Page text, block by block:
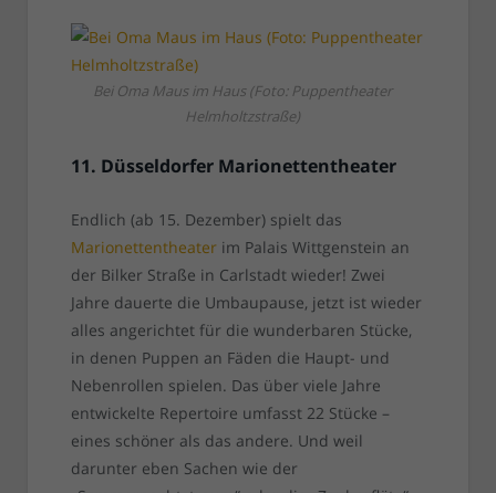
Bei Oma Maus im Haus (Foto: Puppentheater
Helmholtzstraße)
11. Düsseldorfer Marionettentheater
Endlich (ab 15. Dezember) spielt das
Marionettentheaterim Palais Wittgenstein an
der Bilker Straße in Carlstadt wieder! Zwei
Jahre dauerte die Umbaupause, jetzt ist wieder
alles angerichtet für die wunderbaren Stücke,
in denen Puppen an Fäden die Haupt- und
Nebenrollen spielen. Das über viele Jahre
entwickelte Repertoire umfasst 22 Stücke –
eines schöner als das andere. Und weil
darunter eben Sachen wie der